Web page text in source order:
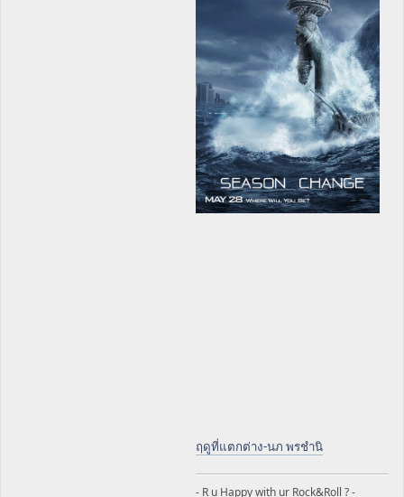
ฤดูที่แตกต่าง-นภ พรชำนิ
- R u Happy with ur Rock&Roll ? -